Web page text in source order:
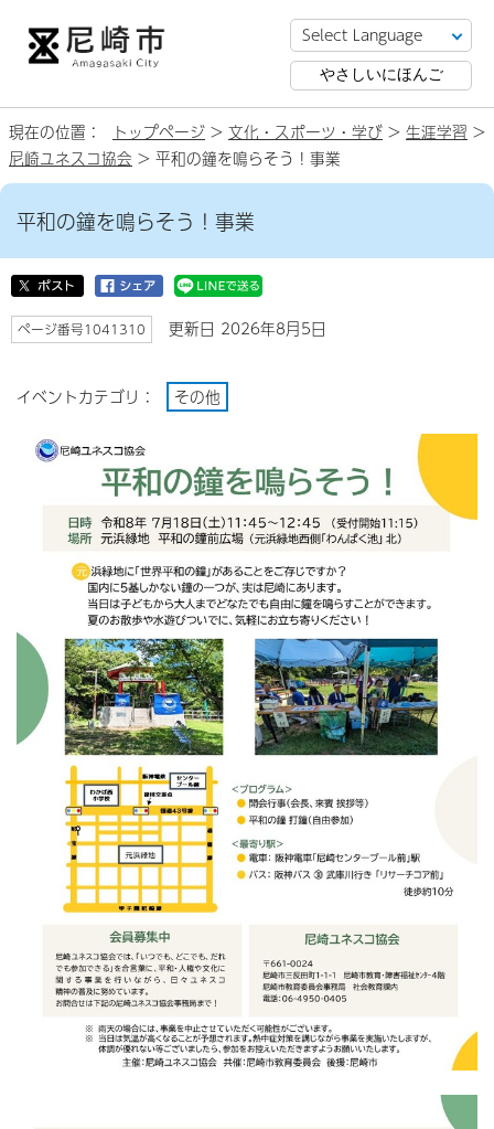
やさしいにほんご
現在の位置： トップページ > 文化・スポーツ・学び > 生涯学習 >
尼崎ユネスコ協会 > 平和の鐘を鳴らそう！事業
平和の鐘を鳴らそう！事業
ページ番号1041310 更新日 2026年8月5日
イベントカテゴリ： その他